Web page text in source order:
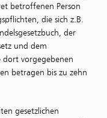
betroffenen Person
die sich z.B.
der
und dem
dort vorgegebenen
betragen bis zu zehn
gesetzlichen